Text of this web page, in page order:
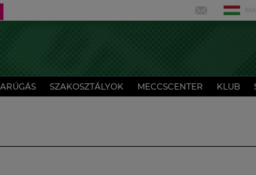
SZAKOSZTÁLYOK MECCSCENTER KLUB